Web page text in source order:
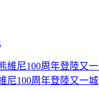
尼100周年登陸又一城